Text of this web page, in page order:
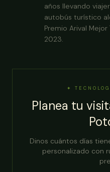
años llevando
autobús turístico
Premio Arival
2023.
✦
Planea tu
Dinos cuántos días
personalizado con